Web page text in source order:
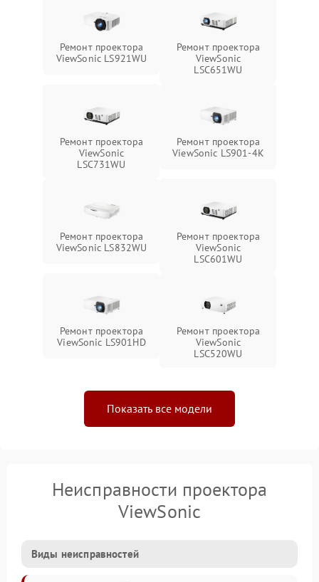
Ремонт проектора
ViewSonic LS921WU
Ремонт проектора
ViewSonic
LSC651WU
Ремонт проектора
ViewSonic
LSC731WU
Ремонт проектора
ViewSonic LS901-4K
Ремонт проектора
ViewSonic LS832WU
Ремонт проектора
ViewSonic
LSC601WU
Ремонт проектора
ViewSonic LS901HD
Ремонт проектора
ViewSonic
LSC520WU
Показать все модели
Неисправности проектора
ViewSonic
Виды неисправностей